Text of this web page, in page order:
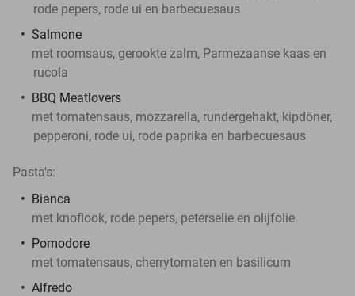
rode pepers, rode ui en barbecuesaus
Salmone
met roomsaus, gerookte zalm, Parmezaanse kaas en
rucola
BBQ Meatlovers
met tomatensaus, mozzarella, rundergehakt, kipdöner,
pepperoni, rode ui, rode paprika en barbecuesaus
Pasta's:
Bianca
met knoflook, rode pepers, peterselie en olijfolie
Pomodore
met tomatensaus, cherrytomaten en basilicum
Alfredo